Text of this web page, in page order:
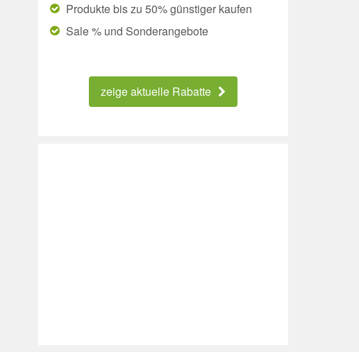
Produkte bis zu 50% günstiger kaufen
Sale % und Sonderangebote
zeige aktuelle Rabatte